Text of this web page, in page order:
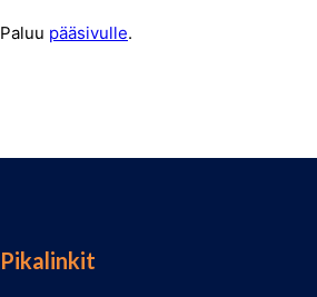
Paluu pääsivulle.
Pikalinkit